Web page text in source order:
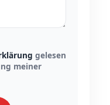
gelesen
meiner